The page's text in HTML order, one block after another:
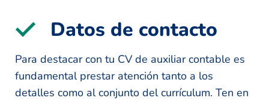
Datos de contacto
Para destacar con tu CV de auxiliar contable es
fundamental prestar atención tanto a los
detalles como al conjunto del currículum. Ten en